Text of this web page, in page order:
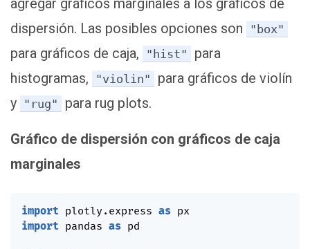
agregar gráficos marginales a los gráficos de
dispersión. Las posibles opciones son
"box"
para gráficos de caja, "hist"
para
histogramas,
"violin"
para gráficos de violín
y "rug" para rug plots.
Gráfico de dispersión con gráficos de caja
marginales
import plotly. express as
import pandas as pd